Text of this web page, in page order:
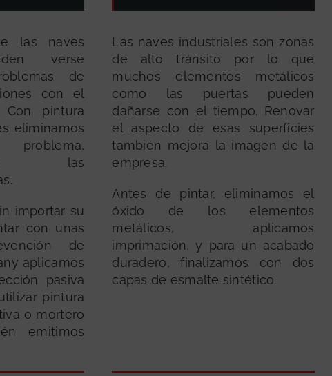
las naves
verse
de
con el
pintura
eliminamos
las
importar su
con unas
de
aplicamos
pasiva
pintura
o mortero
emitimos
Las naves industriales son zonas
de alto tránsito por lo que
muchos elementos metálicos
como las puertas pueden
dañarse con el tiempo. Renovar
el aspecto de esas superficies
también mejora la imagen de la
empresa.
Antes de pintar, eliminamos el
óxido de los elementos
metálicos, aplicamos
imprimación, y para un acabado
duradero, finalizamos con dos
capas de esmalte sintético.